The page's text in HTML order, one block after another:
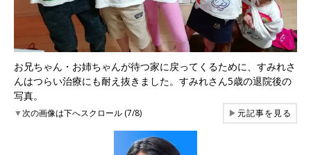
お兄ちゃん・お姉ちゃんが待つ家に戻ってくるために、すみれさ
んはつらい治療にも耐え抜きました。すみれさん5歳の退院後の
写真。
▼次の画像は下へスクロール (7/8) ▶元記事を見る